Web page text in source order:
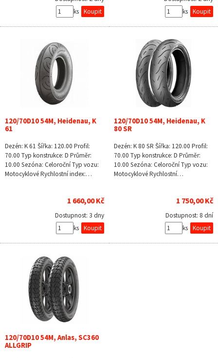
ks
ks
120/70D10 54M, Heidenau, K
61
Dezén: K 61 Šířka: 120.00 Profil:
70.00 Typ konstrukce: D Průměr:
10.00 Sezóna: Celoroční Typ vozu:
Motocyklové Rychlostní index:…
1 660,00 Kč
Dostupnost: 3 dny
ks
120/70D10 54M, Heidenau, K
80 SR
Dezén: K 80 SR Šířka: 120.00 Profil:
70.00 Typ konstrukce: D Průměr:
10.00 Sezóna: Celoroční Typ vozu:
Motocyklové Rychlostní…
1 750,00 Kč
Dostupnost: 8 dní
ks
120/70D10 54M, Anlas, SC360
ALLGRIP